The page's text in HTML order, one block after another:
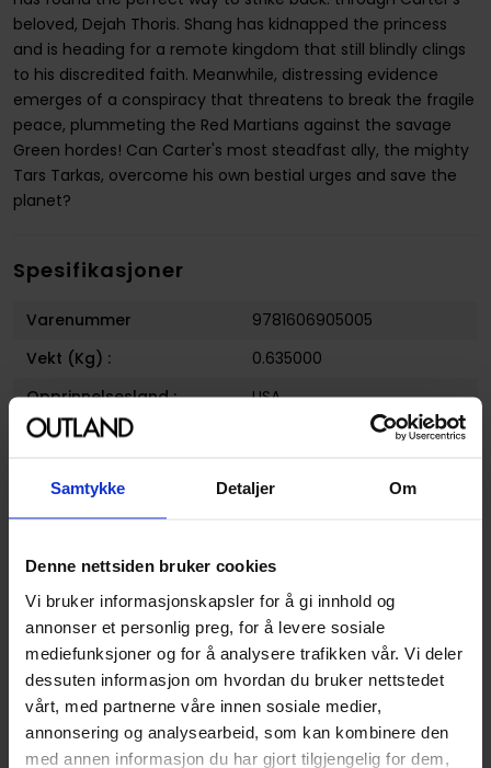
Samtykke Detaljer Om
Denne nettsiden bruker cookies
Vi bruker informasjonskapsler for å gi innhold og
annonser et personlig preg, for å levere sosiale
mediefunksjoner og for å analysere trafikken vår. Vi deler
dessuten informasjon om hvordan du bruker nettstedet
vårt, med partnerne våre innen sosiale medier,
annonsering og analysearbeid, som kan kombinere den
med annen informasjon du har gjort tilgjengelig for dem,
beloved, Dejah Thoris. Shang has kidnapped the princess
and is heading for a remote kingdom that still blindly clings
to his discredited faith. Meanwhile, distressing evidence
emerges of a conspiracy that threatens to break the fragile
peace, plummeting the Red Martians against the savage
Green hordes! Can Carter's most steadfast ally, the mighty
Tars Tarkas, overcome his own bestial urges and save the
planet?
Spesifikasjoner
Varenummer
9781606905005
Vekt (Kg) :
0.635000
Opprinnelsesland :
USA
Format
Entertainment)
Leandro Oliviera
Lanhellas
Cifuentes
Sjanger
LitterærogScience-Fiction
Illustratør
Vincente Cifuentes,
Leandro Oliviera
Antall Sider
240